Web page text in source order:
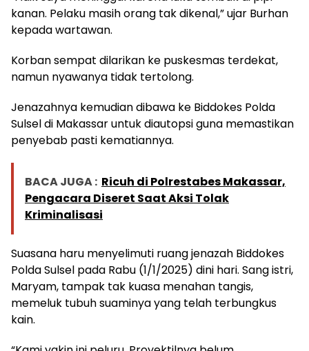
kanan. Pelaku masih orang tak dikenal,” ujar Burhan
kepada wartawan.
Korban sempat dilarikan ke puskesmas terdekat,
namun nyawanya tidak tertolong.
Jenazahnya kemudian dibawa ke Biddokes Polda
Sulsel di Makassar untuk diautopsi guna memastikan
penyebab pasti kematiannya.
BACA JUGA : Ricuh di Polrestabes Makassar,
Pengacara Diseret Saat Aksi Tolak
Kriminalisasi
Suasana haru menyelimuti ruang jenazah Biddokes
Polda Sulsel pada Rabu (1/1/2025) dini hari. Sang istri,
Maryam, tampak tak kuasa menahan tangis,
memeluk tubuh suaminya yang telah terbungkus
kain.